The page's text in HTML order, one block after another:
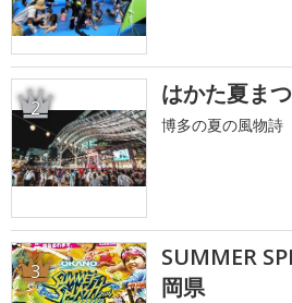
2 はかた夏ま
博多の夏の風物詩
3
SUMMER
岡県